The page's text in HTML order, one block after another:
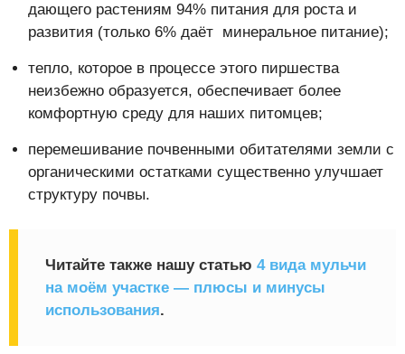
дающего растениям 94% питания для роста и
развития (только 6% даёт минеральное питание);
тепло, которое в процессе этого пиршества
неизбежно образуется, обеспечивает более
комфортную среду для наших питомцев;
перемешивание почвенными обитателями земли с
органическими остатками существенно улучшает
структуру почвы.
Читайте также нашу статью 4 вида мульчи
на моём участке — плюсы и минусы
использования.